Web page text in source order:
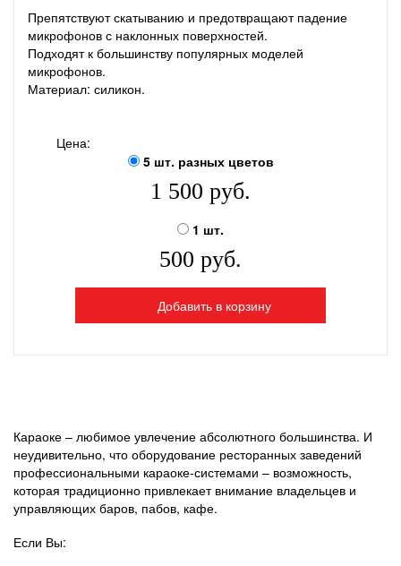
Препятствуют скатыванию и предотвращают падение
микрофонов с наклонных поверхностей.
Подходят к большинству популярных моделей
микрофонов.
Материал: силикон.
Цена:
5 шт. разных цветов
1 500 руб.
1 шт.
500 руб.
Добавить в корзину
Караоке – любимое увлечение абсолютного большинства. И
неудивительно, что оборудование ресторанных заведений
профессиональными караоке-системами – возможность,
которая традиционно привлекает внимание владельцев и
управляющих баров, пабов, кафе.
Если Вы: